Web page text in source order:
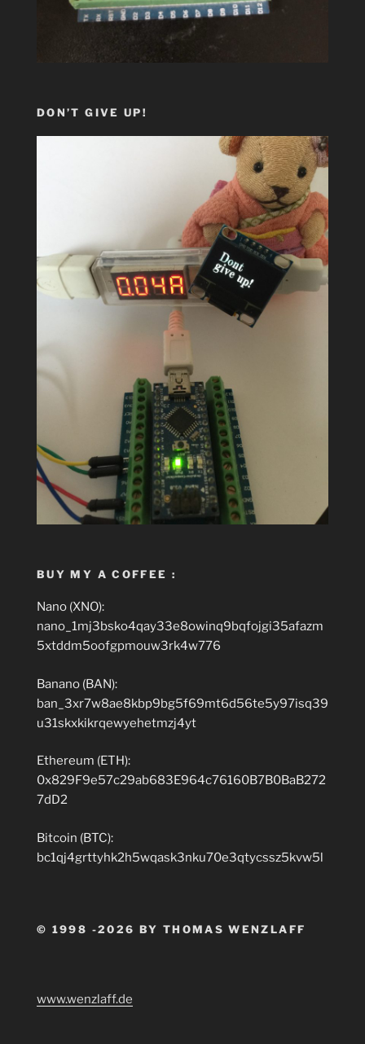
DON’T GIVE UP!
BUY MY A COFFEE :
Nano (XNO):
nano_1mj3bsko4qay33e8owinq9bqfojgi35afazm
5xtddm5oofgpmouw3rk4w776
Banano (BAN):
ban_3xr7w8ae8kbp9bg5f69mt6d56te5y97isq39
u31skxkikrqewyehetmzj4yt
Ethereum (ETH):
0x829F9e57c29ab683E964c76160B7B0BaB272
7dD2
Bitcoin (BTC):
bc1qj4grttyhk2h5wqask3nku70e3qtycssz5kvw5l
© 1998 -2026 BY THOMAS WENZLAFF
www.wenzlaff.de